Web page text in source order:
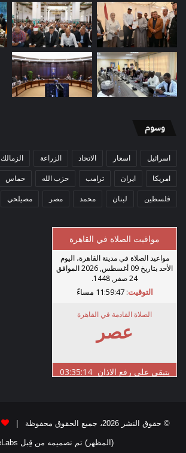
وسوم
اسرائيل اسعار الاتحاد الزراعة الزمالك
امريكا ايران ترامب حزب الله حماس
فلسطين لبنان محمد مصر مصيلحي
© حقوق النشر 2026، جميع الحقوق محفوظة |
(المظهر) تم تصميمه من قِبل TieLabs